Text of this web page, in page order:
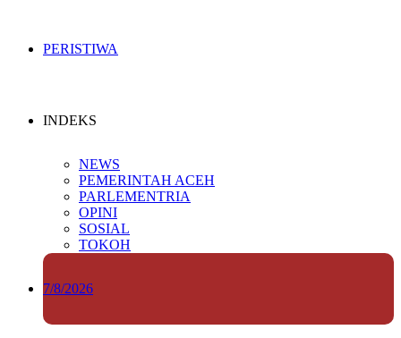
PERISTIWA
INDEKS
NEWS
PEMERINTAH ACEH
PARLEMENTRIA
OPINI
SOSIAL
TOKOH
7/8/2026